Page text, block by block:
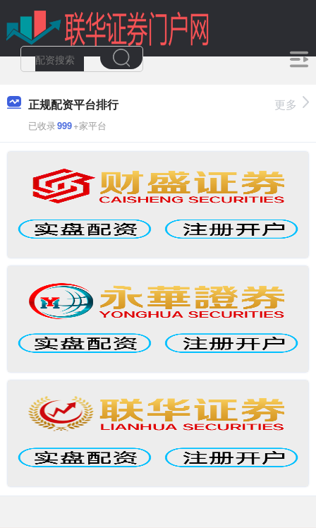
正规配资平台排行
已收录999+家平台
更多